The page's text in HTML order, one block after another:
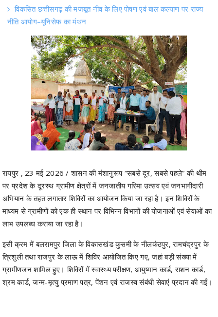
विकसित छत्तीसगढ़ की मजबूत नींव के लिए पोषण एवं बाल कल्याण पर राज्य
नीति आयोग–यूनिसेफ का मंथन
रायपुर , 23 मई 2026 / शासन की मंशानुरूप “सबसे दूर, सबसे पहले” की थीम
पर प्रदेश के दूरस्थ ग्रामीण क्षेत्रों में जनजातीय गरिमा उत्सव एवं जनभागीदारी
अभियान के तहत लगातार शिविरों का आयोजन किया जा रहा है। इन शिविरों के
माध्यम से ग्रामीणों को एक ही स्थान पर विभिन्न विभागों की योजनाओं एवं सेवाओं का
लाभ उपलब्ध कराया जा रहा है।
इसी क्रम में बलरामपुर जिला के विकासखंड कुसमी के नीलकंठपुर, रामचंद्रपुर के
त्रिशुली तथा राजपुर के लाऊ में शिविर आयोजित किए गए, जहां बड़ी संख्या में
ग्रामीणजन शामिल हुए। शिविरों में स्वास्थ्य परीक्षण, आयुष्मान कार्ड, राशन कार्ड,
श्रम कार्ड, जन्म-मृत्यु प्रमाण पत्र, पेंशन एवं राजस्व संबंधी सेवाएं प्रदान की गईं।